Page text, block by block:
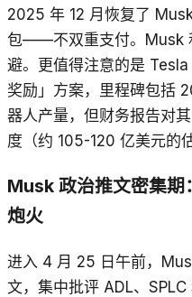
2025 年 12 月恢复了
包——不双重支付。Musk
避。更值得注意的是
奖励」方案，里程碑包括
器人产量，但财务报告对
度（约 105-120 亿美元的
Musk 政治推文密集
炮火
进入 4 月 25 日午前，
文，集中批评 ADL、SPLC